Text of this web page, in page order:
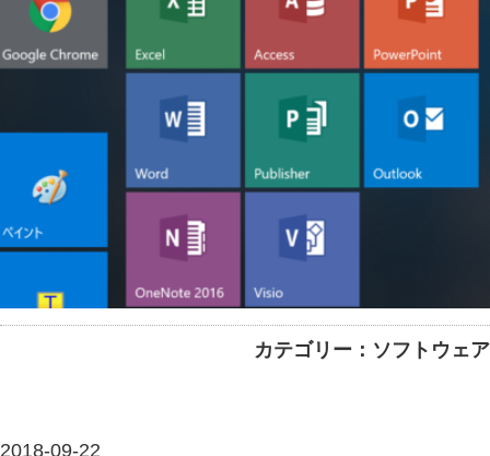
カテゴリー：ソフトウェア
2018-09-22